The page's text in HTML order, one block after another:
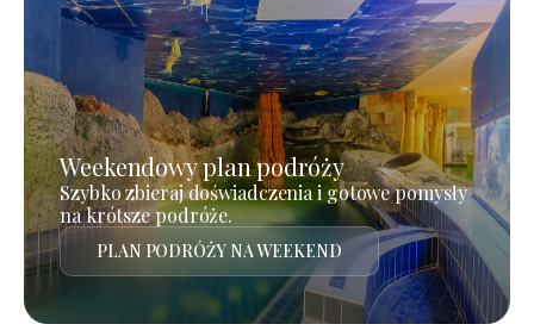
Weekendowy plan podróży
Szybko zbieraj doświadczenia i gotowe pomysły
na krótsze podróże.
PLAN PODRÓŻY NA WEEKEND